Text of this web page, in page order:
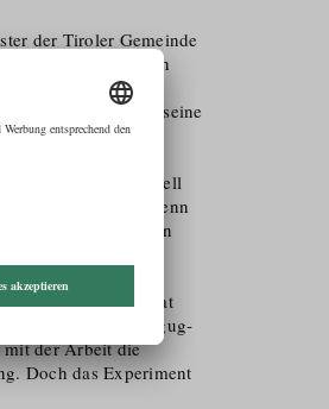
der Tiroler Gemeinde
weiß längst keinen
vertieft.
Mit Unterstützung seine
Rolle als
Silvio Gesell
an Wert verliert, wenn
der bankrotten
in zwei
muss jeden Monat
findet Untergug­
mit der Arbeit die
Doch das Experiment